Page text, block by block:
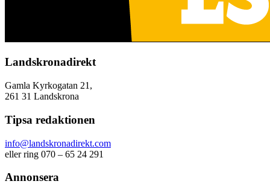
Landskronadirekt
Gamla Kyrkogatan 21,
261 31 Landskrona
Tipsa redaktionen
info@landskronadirekt.com
eller ring 070 – 65 24 291
Annonsera